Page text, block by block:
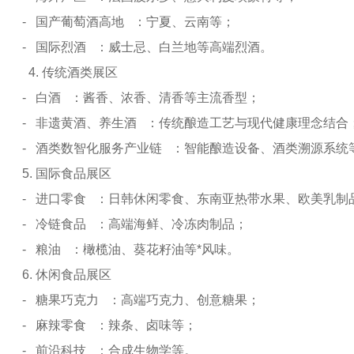
- 国产葡萄酒高地 ：宁夏、云南等；
- 国际烈酒 ：威士忌、白兰地等高端烈酒。
4. 传统酒类展区
- 白酒 ：酱香、浓香、清香等主流香型；
- 非遗黄酒、养生酒 ：传统酿造工艺与现代健康理念结合
- 酒类数智化服务产业链 ：智能酿造设备、酒类溯源系统
5. 国际食品展区
- 进口零食 ：日韩休闲零食、东南亚热带水果、欧美乳制
- 冷链食品 ：高端海鲜、冷冻肉制品；
- 粮油 ：橄榄油、葵花籽油等*风味。
6. 休闲食品展区
- 糖果巧克力 ：高端巧克力、创意糖果；
- 麻辣零食 ：辣条、卤味等；
- 前沿科技 ：合成生物学等。